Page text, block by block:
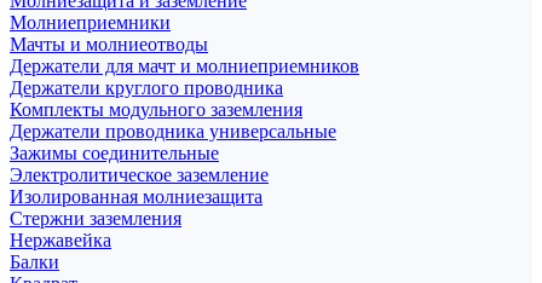
Молниеприемники
Мачты и молниеотводы
Держатели для мачт и молниеприемников
Держатели круглого проводника
Комплекты модульного заземления
Держатели проводника универсальные
Зажимы соединительные
Электролитическое заземление
Изолированная молниезащита
Стержни заземления
Нержавейка
Балки